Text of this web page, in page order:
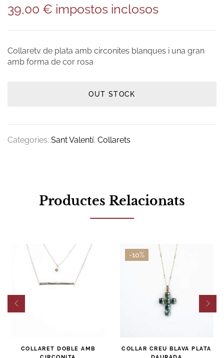
39,00 € impostos inclosos
Collaretv de plata amb circonites blanques i una gran
amb forma de cor rosa
OUT STOCK
Categories: Sant Valentí, Collarets
Productes Relacionats
COLLARET DOBLE AMB
-10%
COLLAR CREU BLAVA PLATA